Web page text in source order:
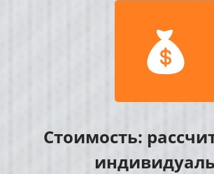

Стоимость: